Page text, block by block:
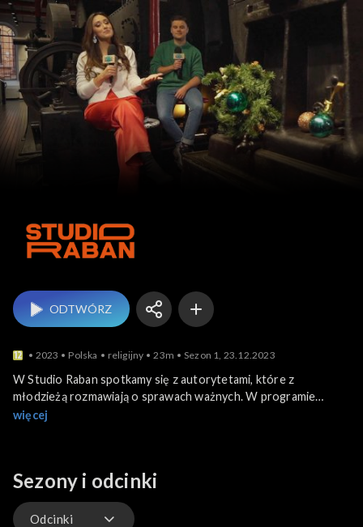
Studio Raban
ODTWÓRZ
2023 Polska religijny 23m Sezon 1, 23.12.2023
W Studio Raban spotkamy się z autorytetami, które z
młodzieżą rozmawiają o sprawach ważnych. W programie
goszczą bohaterowie z Polski i z zagranicy.
więcej
Sezony i odcinki
Odcinki